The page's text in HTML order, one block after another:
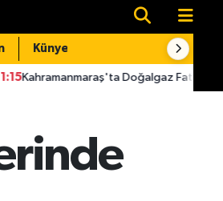
Künye
Doğalgaz Faturaları İçin Kritik